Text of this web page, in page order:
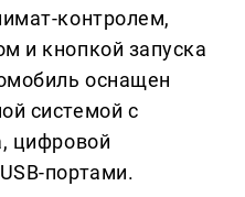
контролем,
и кнопкой запуска
оснащен
системой с
цифровой
портами.